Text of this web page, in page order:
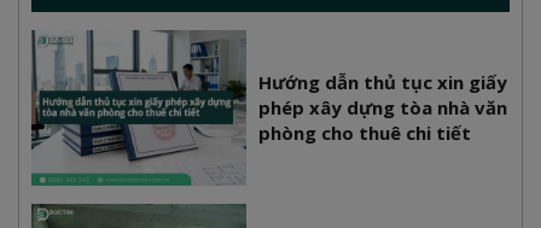
Hướng dẫn thủ tục xin giấy
phép xây dựng tòa nhà văn
phòng cho thuê chi tiết